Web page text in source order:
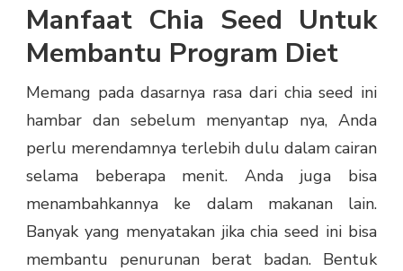
Manfaat Chia Seed Untuk
Membantu Program Diet
Memang pada dasarnya rasa dari chia seed ini
hambar dan sebelum menyantap nya, Anda
perlu merendamnya terlebih dulu dalam cairan
selama beberapa menit. Anda juga bisa
menambahkannya ke dalam makanan lain.
Banyak yang menyatakan jika chia seed ini bisa
membantu penurunan berat badan. Bentuk